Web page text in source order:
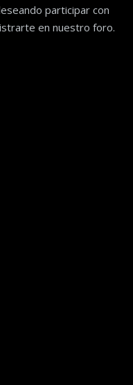
participar con
en nuestro foro.